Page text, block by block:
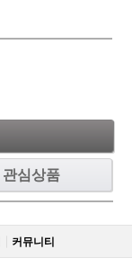
관심상품
커뮤니티